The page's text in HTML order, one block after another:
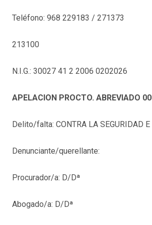
Teléfono: 968 229183 / 271373
213100
N.I.G.: 30027 41 2 2006 0202026
APELACION PROCTO. ABREVIADO
Delito/falta: CONTRA LA SEGURIDAD
Denunciante/querellante:
Procurador/a: D/Dª
Abogado/a: D/Dª